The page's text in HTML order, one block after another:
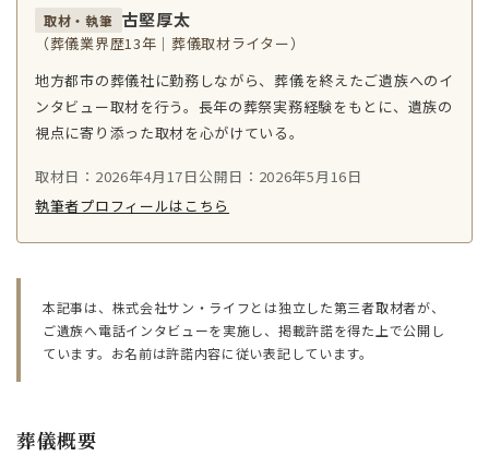
取材・執筆 古堅厚太
（葬儀業界歴13年｜葬儀取材ライター）
地方都市の葬儀社に勤務しながら、葬儀を終えたご遺族へのイ
ンタビュー取材を行う。長年の葬祭実務経験をもとに、遺族の
視点に寄り添った取材を心がけている。
取材日：2026年4月17日公開日：2026年5月16日
執筆者プロフィールはこちら
本記事は、株式会社サン・ライフとは独立した第三者取材者が、
ご遺族へ電話インタビューを実施し、掲載許諾を得た上で公開し
ています。お名前は許諾内容に従い表記しています。
葬儀概要